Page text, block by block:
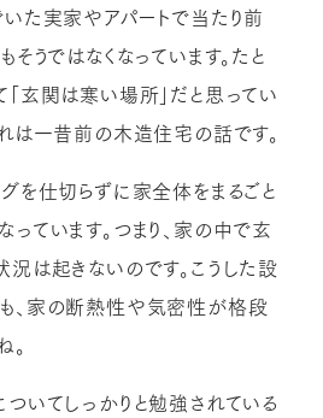
た実家やアパートで当たり前
そうではなくなっています。たと
玄関は寒い場所」だと思ってい
は一昔前の木造住宅の話です。
を仕切らずに家全体をまるごと
ています。つまり、家の中で玄
は起きないのです。こうした設
、家の断熱性や気密性が格段
いてしっかりと勉強されている